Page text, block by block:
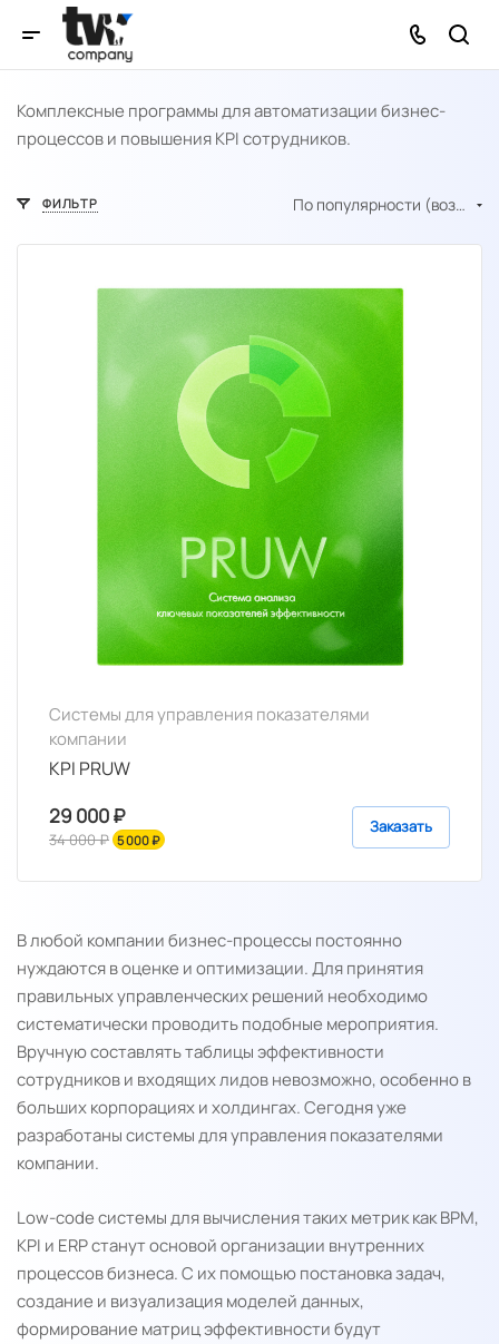
Комплексные программы для автоматизации бизнес-
процессов и повышения KPI сотрудников.
ФИЛЬТР По популярности (возрастание)
Системы для управления показателями
компании
KPI PRUW
29 000 ₽
34 000 ₽ 5 000 ₽
Заказать
В любой компании бизнес-процессы постоянно
нуждаются в оценке и оптимизации. Для принятия
правильных управленческих решений необходимо
систематически проводить подобные мероприятия.
Вручную составлять таблицы эффективности
сотрудников и входящих лидов невозможно, особенно в
больших корпорациях и холдингах. Сегодня уже
разработаны системы для управления показателями
компании.
Low-code системы для вычисления таких метрик как BPM,
KPI и ERP станут основой организации внутренних
процессов бизнеса. С их помощью постановка задач,
создание и визуализация моделей данных,
формирование матриц эффективности будут